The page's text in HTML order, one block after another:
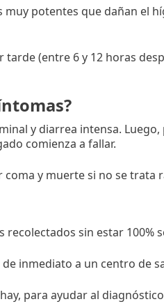
muy potentes que dañan el
tarde (entre 6 y 12 horas
y diarrea intensa.
comienza a fallar.
coma y muerte si no se trata
sin estar 100%
inmediato a un centro de
para ayudar al